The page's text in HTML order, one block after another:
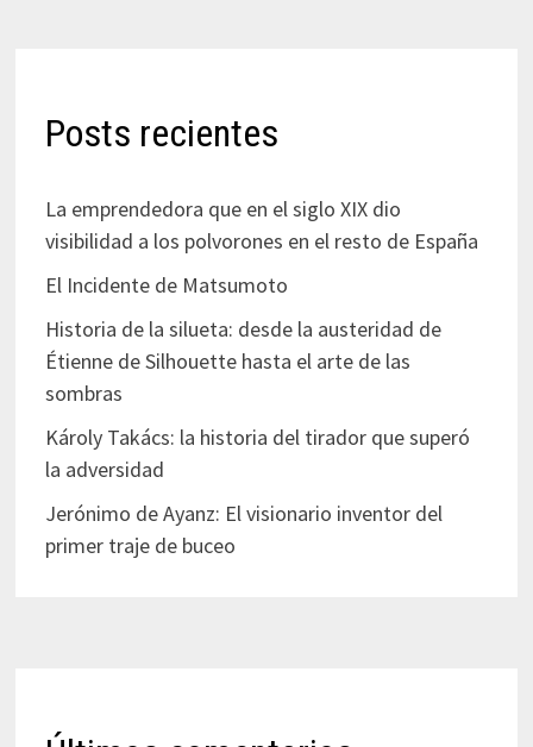
Posts recientes
La emprendedora que en el siglo XIX dio
visibilidad a los polvorones en el resto de España
El Incidente de Matsumoto
Historia de la silueta: desde la austeridad de
Étienne de Silhouette hasta el arte de las
sombras
Károly Takács: la historia del tirador que superó
la adversidad
Jerónimo de Ayanz: El visionario inventor del
primer traje de buceo